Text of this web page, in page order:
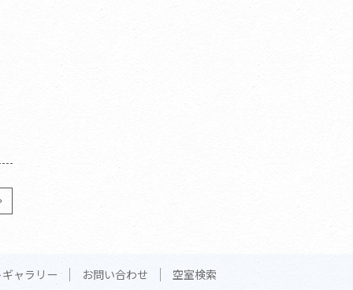
ャラリー お問い合わせ 空室検索